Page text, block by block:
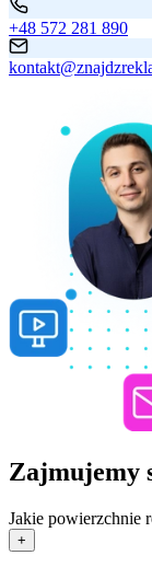
+48 572 281 890
Zajmujemy
Jakie powierzchnie
+